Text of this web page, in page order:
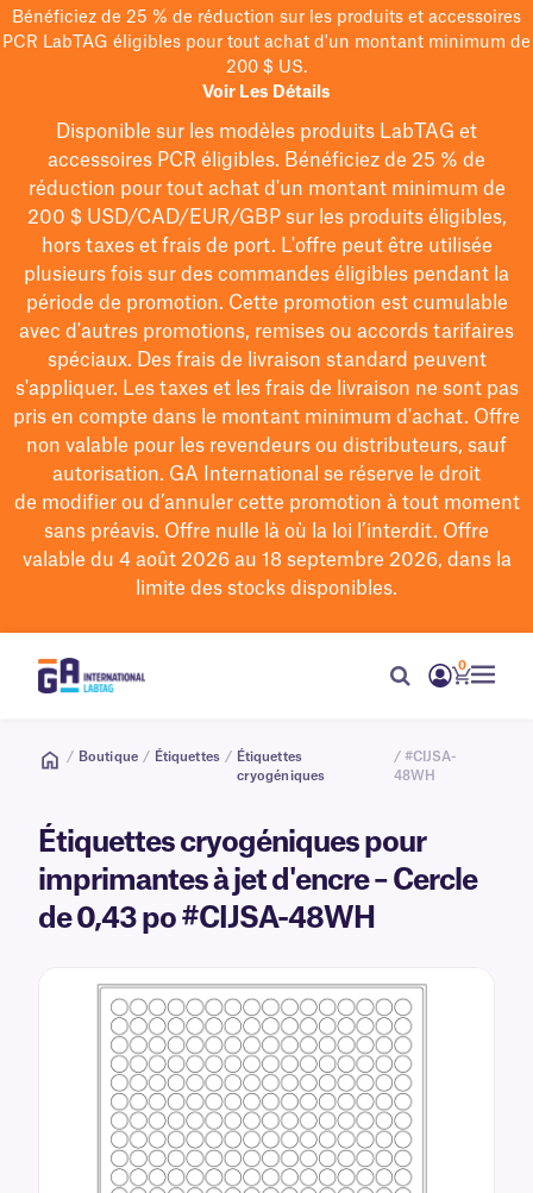
Bénéficiez de 25 % de réduction sur les produits et accessoires
PCR LabTAG éligibles pour tout achat d'un montant minimum de
200 $ US.
Voir Les Détails
Disponible sur les modèles produits LabTAG et
accessoires PCR éligibles. Bénéficiez de 25 % de
réduction pour tout achat d'un montant minimum de
200 $USD/CAD/EUR/GBPsur les produits éligibles,
hors taxes et frais de port. L'offre peut être utilisée
plusieurs fois sur des commandes éligibles pendant la
période de promotion. Cette promotion est cumulable
avec d'autres promotions, remises ou accords tarifaires
spéciaux. Des frais de livraison standard peuvent
s'appliquer. Les taxes et les frais de livraison ne sont pas
pris en compte dans le montant minimum d'achat. Offre
non valable pour les revendeurs ou distributeurs, sauf
autorisation. GA International se réserve le droit
de modifierou d’annuler cette promotion à tout moment
sans préavis. Offre nulle là où la loi l’interdit. Offre
valable du 4 août 2026 au 18 septembre 2026, dans la
limite des stocks disponibles.
0
/ Boutique / Étiquettes / Étiquettes
cryogéniques
/ #CIJSA-
48WH
Étiquettes cryogéniques pour
imprimantes à jet d'encre – Cercle
de 0,43 po #CIJSA-48WH